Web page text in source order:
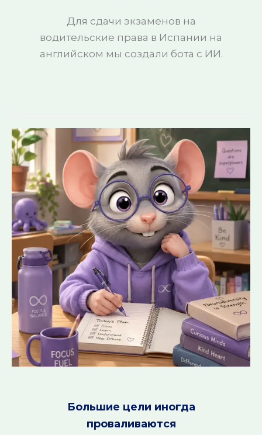
Для сдачи экзаменов на
водительские права в Испании на
английском мы создали бота с ИИ.
Большие цели иногда
проваливаются